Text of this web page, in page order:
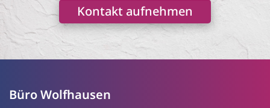
Kontakt aufnehmen
Büro Wolfhausen